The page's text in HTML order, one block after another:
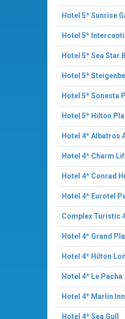
Hotel 5* Sunrise
Hotel 5*
Hotel 5* Sea Star
Hotel 5*
Hotel 5* Sonesta
Hotel 5* Hilton
Hotel 4* Albatros
Hotel 4* Charm
Hotel 4* Conrad
Hotel 4* Eurotel
Complex Turistic
Hotel 4* Grand
Hotel 4* Hilton
Hotel 4* Le Pacha
Hotel 4* Marlin Inn
Hotel 4* Sea Gull